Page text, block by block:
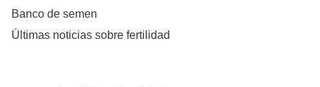
Banco de semen
Últimas noticias sobre fertilidad